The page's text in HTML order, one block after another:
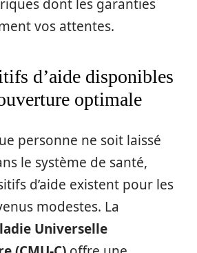
dont les garanties
vos attentes.
d’aide disponibles
optimale
personne ne soit laissé
le système de santé,
d’aide existent pour les
modestes. La
Universelle